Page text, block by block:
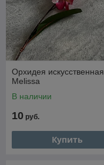
Орхидея искусственная
Melissa
В наличии
10 руб.
Купить